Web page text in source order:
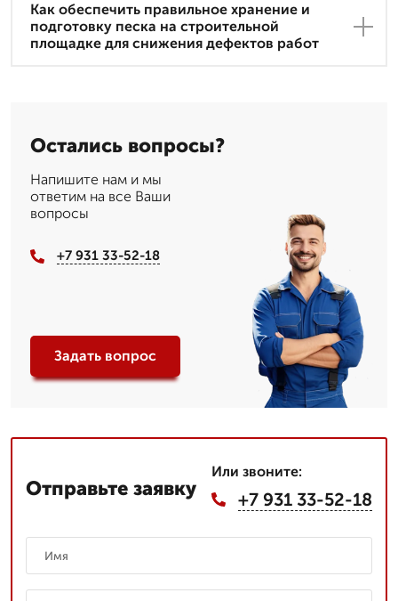
Как обеспечить правильное хранение и
подготовку песка на строительной
площадке для снижения дефектов работ
Остались вопросы?
Напишите нам и мы
ответим на все Ваши
вопросы
+7 931 33-52-18
Задать вопрос
Отправьте заявку
Или звоните:
+7 931 33-52-18